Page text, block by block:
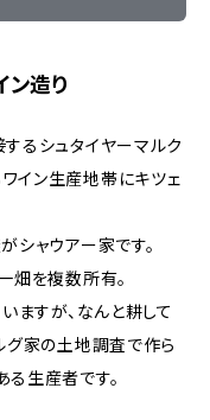
ン造り
るシュタイヤーマルク
イン生産地帯にキツェ
シャウアー家です。
畑を複数所有。
ますが、なんと耕して
家の土地調査で作ら
生産者です。